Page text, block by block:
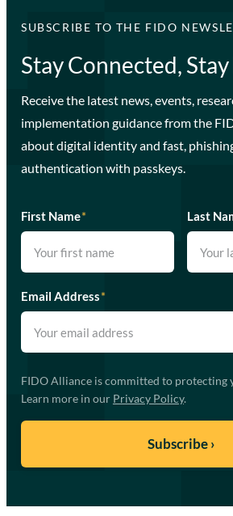
SUBSCRIBE TO THE FIDO
Stay Connected, Stay
Receive the latest news, events,
implementation guidance from the
about digital identity and fast,
authentication with passkeys.
First Name* Last
Email Address*
FIDO Alliance is committed to protecting
Learn more in our Privacy Policy.